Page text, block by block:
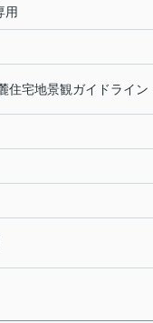
用
住宅地景観ガイドライ